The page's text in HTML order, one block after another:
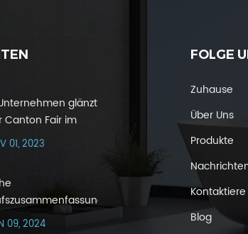
glänzt
Canton Fair im
2023 mit Silver
01, 2023
09, 2024
FOLGE
Zuhause
Über Uns
Produkte
Kontaktiere
Blog